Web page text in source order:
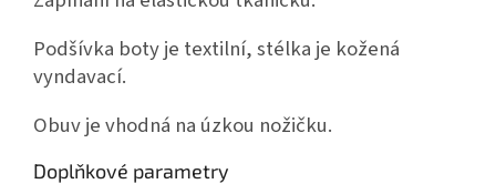
Podšívka boty je textilní, stélka je kožená
vyndavací.
Obuv je vhodná na úzkou nožičku.
Doplňkové parametry